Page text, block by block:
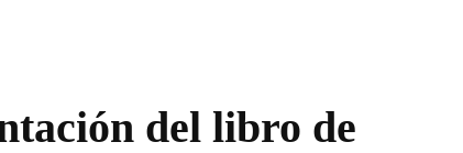
del libro de